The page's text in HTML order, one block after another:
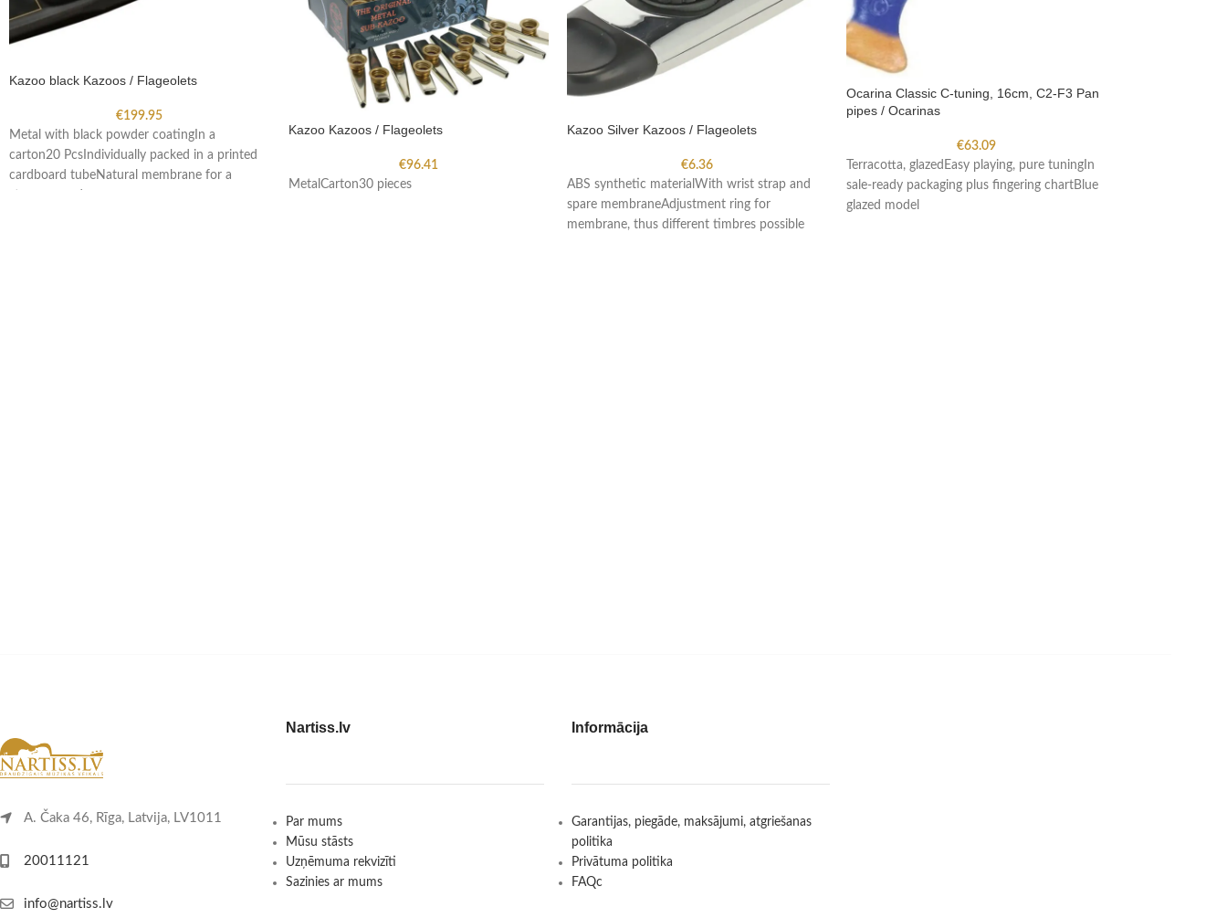
Kazoo black Kazoos / Flageolets
€199.95
Metal with black powder coatingIn a
carton20 PcsIndividually packed in a printed
cardboard tubeNatural membrane for a
Kazoo Kazoos / Flageolets
€96.41
MetalCarton30 pieces
Kazoo Silver Kazoos / Flageolets
€6.36
ABS synthetic materialWith wrist strap and
spare membraneAdjustment ring for
membrane, thus different timbres possible
Ocarina Classic C-tuning, 16cm, C2-F3 Pan
pipes / Ocarinas
€63.09
Terracotta, glazedEasy playing, pure tuningIn
sale-ready packaging plus fingering chartBlue
glazed model
A. Čaka 46, Rīga, Latvija, LV1011
20011121
info@nartiss.lv
Nartiss.lv
Par mums
Mūsu stāsts
Uzņēmuma rekvizīti
Sazinies ar mums
Informācija
Garantijas, piegāde, maksājumi, atgriešanas
politika
Privātuma politika
FAQc